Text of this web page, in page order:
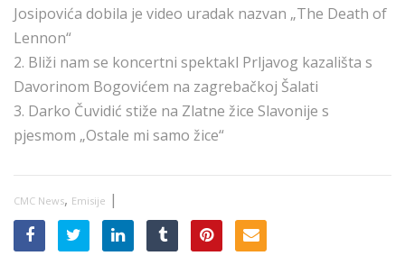
Josipovića dobila je video uradak nazvan „The Death of
Lennon“
2. Bliži nam se koncertni spektakl Prljavog kazališta s
Davorinom Bogovićem na zagrebačkoj Šalati
3. Darko Čuvidić stiže na Zlatne žice Slavonije s
pjesmom „Ostale mi samo žice“
CMC News, Emisije |